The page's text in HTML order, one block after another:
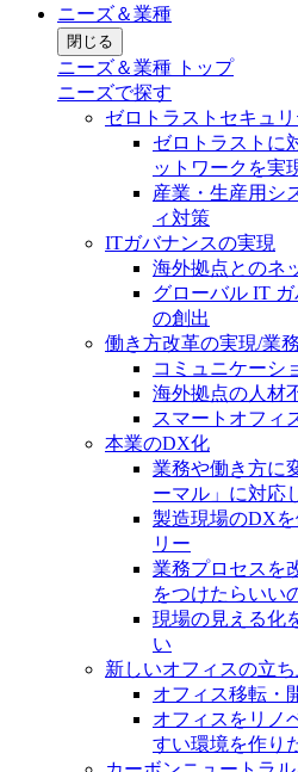
ニーズ＆業種
閉じる
ニーズ＆業種 トップ
ニーズで探す
ゼロトラストセキュ
ゼロトラストに
ットワークを実
産業・生産用シ
ィ対策
ITガバナンスの実現
海外拠点とのネ
グローバル IT
の創出
働き方改革の実現/業
コミュニケーシ
海外拠点の人材
スマートオフィ
本業のDX化
業務や働き方に
ーマル」に対応
製造現場のDX
リー
業務プロセスを
をつけたらいい
現場の見える化
い
新しいオフィスの立
オフィス移転・
オフィスをリノ
すい環境を作り